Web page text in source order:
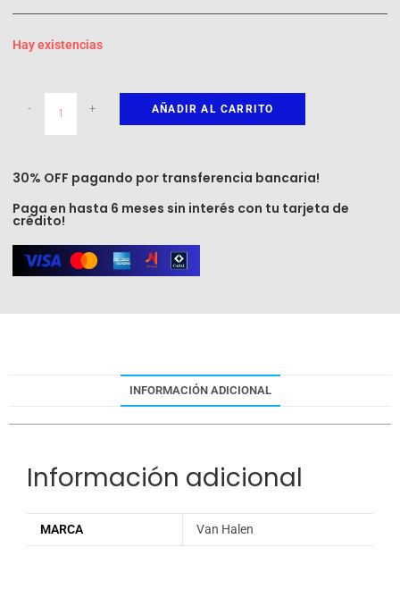
Hay existencias
- + AÑADIR AL CARRITO
30% OFF pagando por transferencia bancaria!
Paga en hasta 6 meses sin interés con tu tarjeta de
crédito!
INFORMACIÓN ADICIONAL
Información adicional
MARCA Van Halen